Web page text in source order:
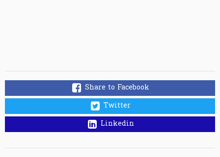
Share to Facebook
Twitter
Linkedin